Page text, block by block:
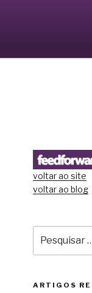
voltar ao site
voltar ao blog
por:
ARTIGOS